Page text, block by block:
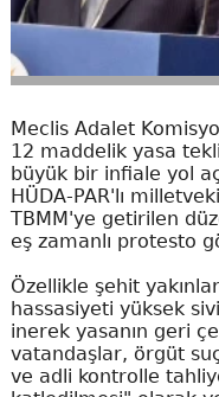
Meclis Adalet
12 maddelik yasa
büyük bir infiale yol
HÜDA-PAR'lı
TBMM'ye getirilen
eş zamanlı protesto
Özellikle şehit
hassasiyeti yüksek
inerek yasanın geri
vatandaşlar, örgüt
ve adli kontrolle